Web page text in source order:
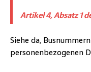
Artikel 4, Absatz 1
Siehe da,
personenbezogenen